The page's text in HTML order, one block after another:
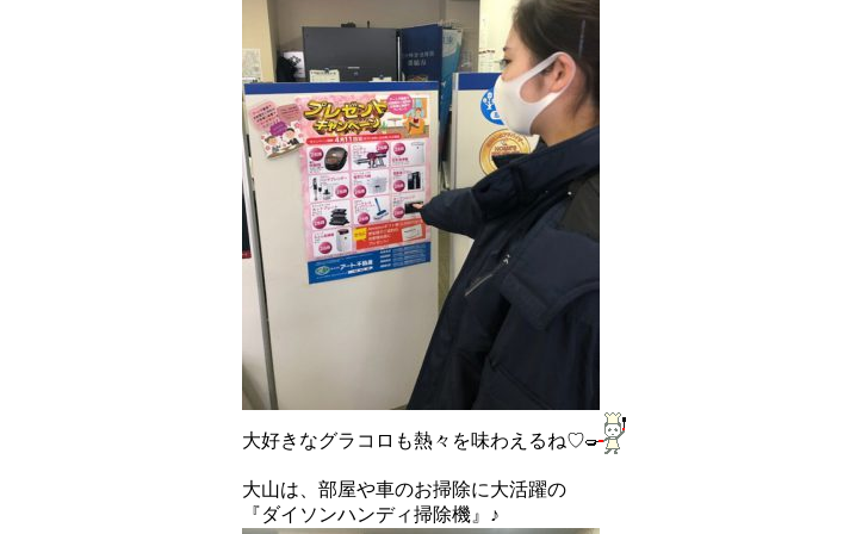
大好きなグラコロも熱々を味わえるね♡
大山は、部屋や車のお掃除に大活躍の
『ダイソンハンディ掃除機』♪